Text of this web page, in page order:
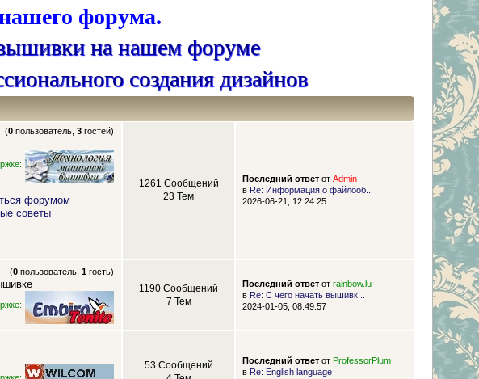
форума.
на нашем форуме
создания дизайнов
(0 пользователь,3 гостей)
форумом
советы
1261 Сообщений
23 Тем
Последний ответот Admin
в Re: Информация о файлооб...
2026-06-21, 12:24:25
(0 пользователь,1 гость)
1190 Сообщений
7 Тем
Последний ответот rainbow.lu
в Re: С чего начать вышивк...
2024-01-05, 08:49:57
53 Сообщений
Последний ответот ProfessorPlum
в Re: English language